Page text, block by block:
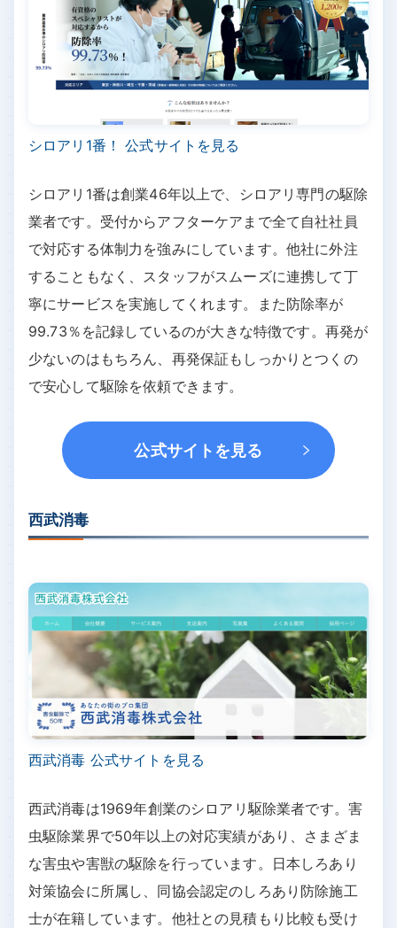
シロアリ1番！ 公式サイトを見る
シロアリ1番は創業46年以上で、シロアリ専門の駆除
業者です。受付からアフターケアまで全て自社社員
で対応する体制力を強みにしています。他社に外注
することもなく、スタッフがスムーズに連携して丁
寧にサービスを実施してくれます。また防除率が
99.73％を記録しているのが大きな特徴です。再発が
少ないのはもちろん、再発保証もしっかりとつくの
で安心して駆除を依頼できます。
公式サイトを見る
西武消毒
西武消毒 公式サイトを見る
西武消毒は1969年創業のシロアリ駆除業者です。害
虫駆除業界で50年以上の対応実績があり、さまざま
な害虫や害獣の駆除を行っています。日本しろあり
対策協会に所属し、同協会認定のしろあり防除施工
士が在籍しています。他社との見積もり比較も受け